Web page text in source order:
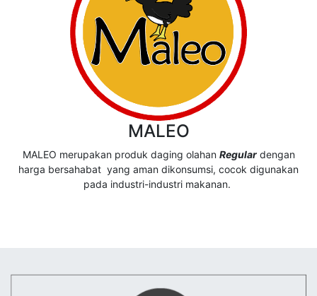
MALEO
MALEO merupakan produk daging olahan Regulardengan
harga bersahabat yang aman dikonsumsi, cocok digunakan
pada industri-industri makanan.